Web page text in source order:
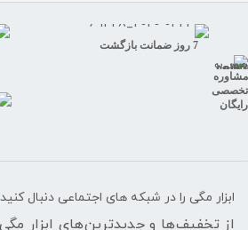
7 روز ضمانت بازگشت
مشاوره
تخصصی
رایگان
ابزار مگی را در شبکه های اجتماعی دنبال کنید
از تخفیف‌ها و جدیدترین‌های ابزار